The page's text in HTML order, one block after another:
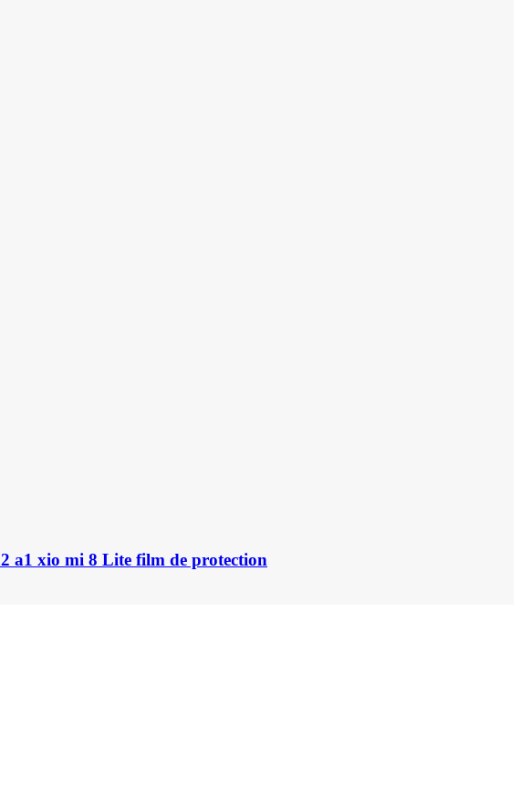
a1 xio mi 8 Lite film de protection